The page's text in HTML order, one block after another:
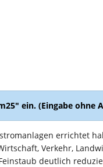
ein. (Eingabe ohne
errichtet
Verkehr,
deutlich